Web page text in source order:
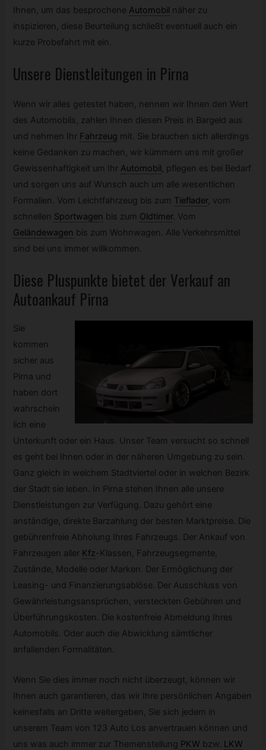
Ihnen, um das besprochene Automobil näher zu
inspizieren, diese Beurteilung schließt eventuell auch ein
kurze Probefahrt mit ein.
Unsere Dienstleitungen in Pirna
Wenn wir alles getestet haben, nennen wir Ihnen den Wert
des Automobils, zahlen Ihnen diesen Preis in Bargeld aus
und nehmen Ihr Fahrzeug mit. Sie brauchen sich allerdings
keine Gedanken zu machen, wir kümmern uns mit großer
Gewissenhaftigkeit um Ihr Automobil, pflegen es bei Bedarf
und sorgen uns auf Wunsch auch um alle wesentlichen
Formalien. Vom Leichtfahrzeug bis zum Tieflader, vom
schnellen Sportwagen bis zum Oldtimer. Vom
Geländewagen bis zum Wohnwagen. Alle Verkehrsmittel
sind bei uns immer willkommen.
Diese Pluspunkte bietet der Verkauf an
Autoankauf Pirna
Sie
kommen
sicher aus
Pirna und
haben dort
wahrschein
lich eine
Unterkunft oder ein Haus. Unser Team versucht so schnell
es geht bei Ihnen oder in der näheren Umgebung zu sein.
Ganz gleich in welchem Stadtviertel oder in welchen Bezirk
der Stadt sie leben. In Pirna stehen Ihnen alle unsere
Dienstleistungen zur Verfügung. Dazu gehört eine
anständige, direkte Barzahlung der besten Marktpreise. Die
gebührenfreie Abholung Ihres Fahrzeugs. Der Ankauf von
Fahrzeugen aller Kfz- Klassen, Fahrzeugsegmente,
Zustände, Modelle oder Marken. Der Ermöglichung der
Leasing- und Finanzierungsablöse. Der Ausschluss von
Gewährleistungsansprüchen, versteckten Gebühren und
Überführungskosten. Die kostenfreie Abmeldung Ihres
Automobils. Oder auch die Abwicklung sämtlicher
anfallenden Formalitäten.
Wenn Sie dies immer noch nicht überzeugt, können wir
Ihnen auch garantieren, das wir Ihre persönlichen Angaben
keinesfalls an Dritte weitergeben, Sie sich jedem in
unserem Team von 123 Auto Los anvertrauen können und
uns was auch immer zur Themenstellung PKW bzw. LKW